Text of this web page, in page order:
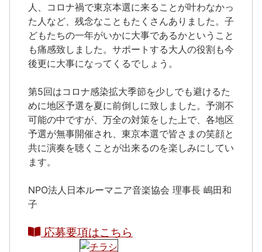
人、コロナ禍で東京本選に来ることが叶わなかっ
た人など、残念なこともたくさんありました。子
どもたちの一年がいかに大事であるかということ
も痛感致しました。サポートする大人の役割も今
後更に大事になってくるでしょう。
第5回はコロナ感染拡大季節を少しでも避けるた
めに地区予選を夏に前倒しに致しました。予測不
可能の中ですが、万全の対策をした上で、各地区
予選が無事開催され、東京本選で皆さまの笑顔と
共に演奏を聴くことが出来るのを楽しみにしてい
ます。
NPO法人日本ルーマニア音楽協会 理事長 嶋田和
子
応募要項はこちら